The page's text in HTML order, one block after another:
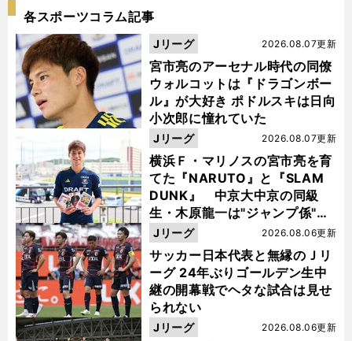
各スポーツコラム記事
宮市亮のアーセナル時代の同僚
ウォルコットは『ドラゴンボー
ル』が大好き ポドルスキは日向
小次郎に憧れていた
2026.08.07更新
Jリーグ
横浜Ｆ・マリノスの宮市亮を育
てた『NARUTO』と『SLAM
DUNK』 中京大中京の同級
生・木原龍一は"ジャンプ係"だ
った
2026.08.07更新
Jリーグ
サッカー日本代表と無縁のＪリ
ーグ 24年ぶりゴールデン生中
継の開幕戦でヘタな試合は見せ
られない
2026.08.06更新
Jリーグ
2026.08.06更新
Jリーグ